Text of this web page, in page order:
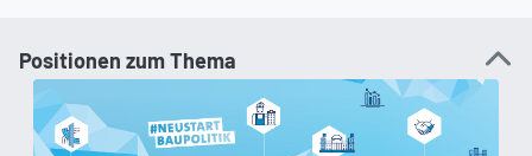
Positionen zum Thema